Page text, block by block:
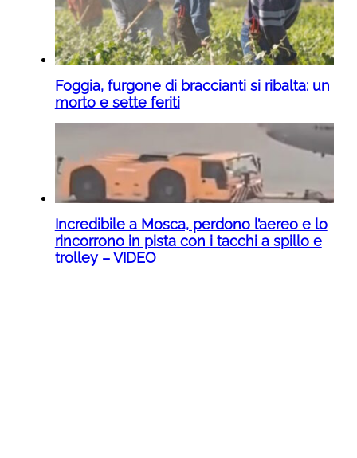
Foggia, furgone di braccianti si ribalta: un
morto e sette feriti
Incredibile a Mosca, perdono l’aereo e lo
rincorrono in pista con i tacchi a spillo e
trolley – VIDEO